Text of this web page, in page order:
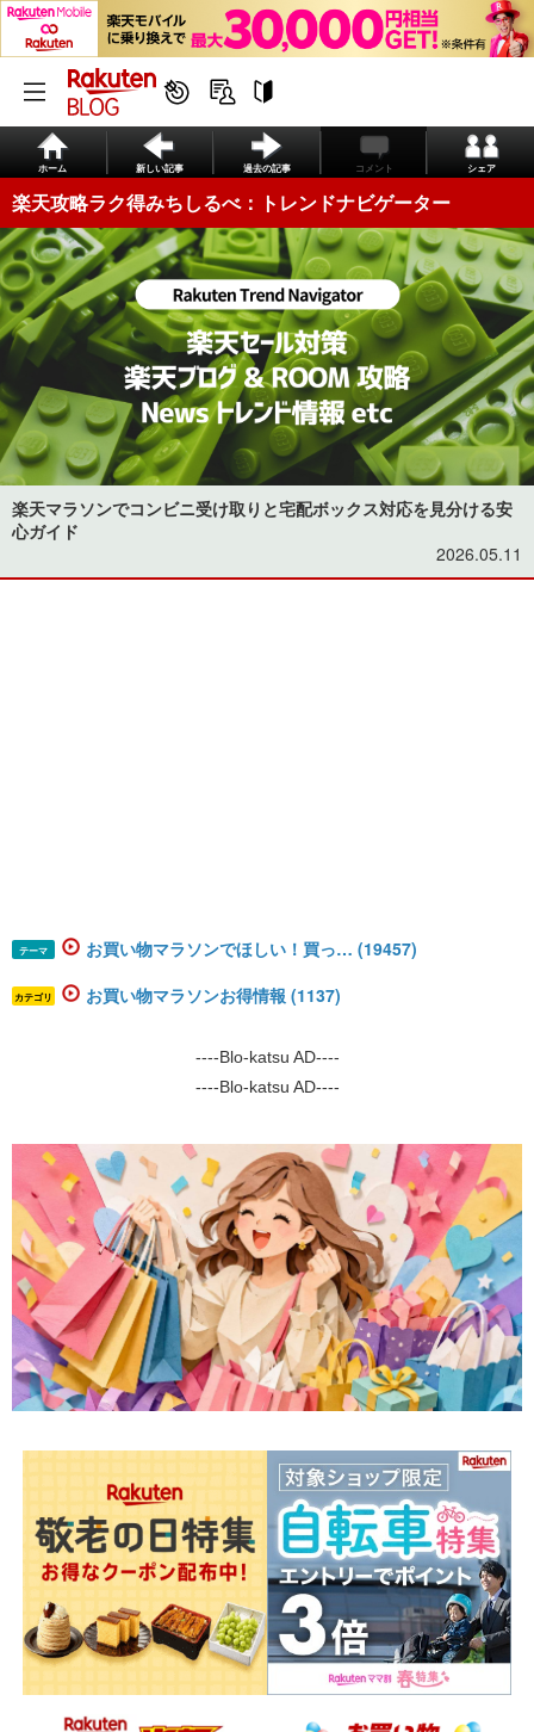
ホーム 新しい記事 過去の記事 コメント シェア
楽天攻略ラク得みちしるべ：トレンドナビゲーター
楽天マラソンでコンビニ受け取りと宅配ボックス対応を見分ける安
心ガイド
2026.05.11
テーマ お買い物マラソンでほしい！買っ… (19457)
カテゴリ お買い物マラソンお得情報 (1137)
----Blo-katsu AD----
----Blo-katsu AD----